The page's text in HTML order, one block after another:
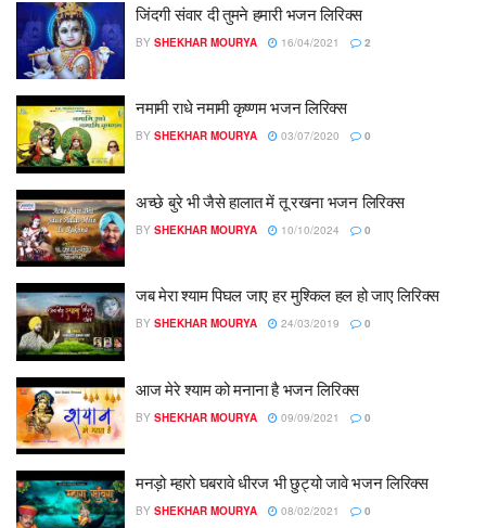
जिंदगी संवार दी तुमने हमारी भजन लिरिक्स
BY SHEKHAR MOURYA 16/04/2021 2
नमामी राधे नमामी कृष्णम भजन लिरिक्स
BY SHEKHAR MOURYA 03/07/2020 0
अच्छे बुरे भी जैसे हालात में तू रखना भजन लिरिक्स
BY SHEKHAR MOURYA 10/10/2024 0
जब मेरा श्याम पिघल जाए हर मुश्किल हल हो जाए लिरिक्स
BY SHEKHAR MOURYA 24/03/2019 0
आज मेरे श्याम को मनाना है भजन लिरिक्स
BY SHEKHAR MOURYA 09/09/2021 0
मनड़ो म्हारो घबरावे धीरज भी छुट्यो जावे भजन लिरिक्स
BY SHEKHAR MOURYA 08/02/2021 0